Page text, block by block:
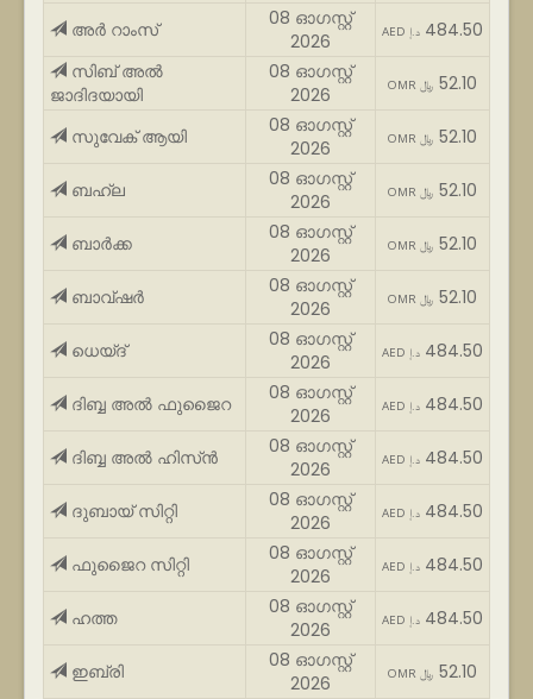
അർ റാംസ്
08 ഓഗസ്റ്റ്
2026
AED د.إ 484.50
സിബ് അൽ
ജാദിദയായി
08 ഓഗസ്റ്റ്
2026
OMR ﷼ 52.10
സുവേക് ആയി
08 ഓഗസ്റ്റ്
2026
OMR ﷼ 52.10
ബഹ്‌ല
08 ഓഗസ്റ്റ്
2026
OMR ﷼ 52.10
ബാർക്ക
08 ഓഗസ്റ്റ്
2026
OMR ﷼ 52.10
ബാവ്ഷർ
08 ഓഗസ്റ്റ്
2026
OMR ﷼ 52.10
ധെയ്ദ്
08 ഓഗസ്റ്റ്
2026
AED د.إ 484.50
ദിബ്ബ അൽ ഫുജൈറ
08 ഓഗസ്റ്റ്
2026
AED د.إ 484.50
ദിബ്ബ അൽ ഹിസ്ൻ
08 ഓഗസ്റ്റ്
2026
AED د.إ 484.50
ദുബായ് സിറ്റി
08 ഓഗസ്റ്റ്
2026
AED د.إ 484.50
ഫുജൈറ സിറ്റി
08 ഓഗസ്റ്റ്
2026
AED د.إ 484.50
ഹത്ത
08 ഓഗസ്റ്റ്
2026
AED د.إ 484.50
ഇബ്രി
08 ഓഗസ്റ്റ്
2026
OMR ﷼ 52.10